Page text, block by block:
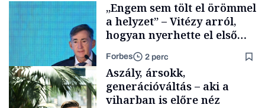
„Engem sem tölt el örömmel
a helyzet” – Vitézy arról,
hogyan nyerhette el első
tenderét Mészárosék cége a
Tisza-kormány alatt
Forbes 2 perc
Aszály, ársokk,
generációváltás – aki a
viharban is előre néz